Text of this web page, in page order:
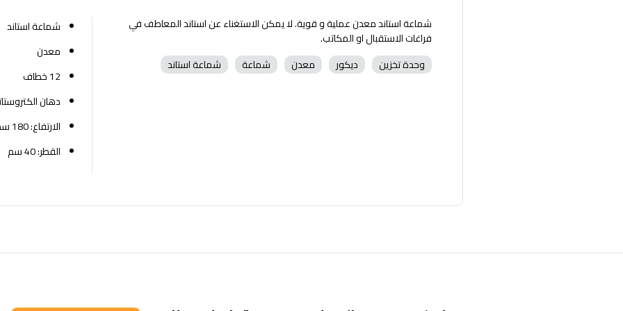
شماعة استاند معدن عملية و قوية. لا يمكن الاستغناء عن استاند المعاطف في
فراغات الاستقبال او المكاتب.
وحدة تخزين
ديكور معدن شماعة شماعة استاند
شماعة استاند
معدن
12 خطاف
دهان
الارتفاع: 180 سم
القطر: 40 سم